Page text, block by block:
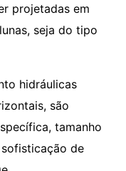
projetadas em
seja do tipo
hidráulicas
são
tamanho
de